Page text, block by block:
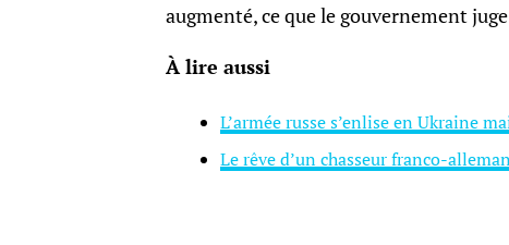
augmenté, ce que le gouvernement
À lire aussi
L’armée russe s’enlise en Ukraine
Le rêve d’un chasseur franco-